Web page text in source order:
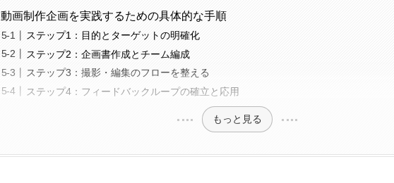
動画制作企画を実践するための具体的な手順
ステップ1：目的とターゲットの明確化
ステップ2：企画書作成とチーム編成
ステップ3：撮影・編集のフローを整える
ステップ4：フィードバックループの確立と応用
もっと見る